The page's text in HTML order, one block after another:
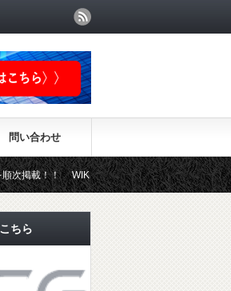
問い合わせ
！ WIKI-INVESTMENTはこちらから！
ちら